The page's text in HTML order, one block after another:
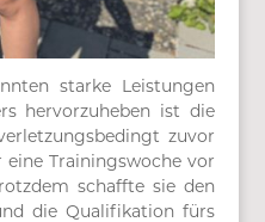
starke Leistungen
hervorzuheben ist die
zuvor
Trainingswoche vor
schaffte sie den
die Qualifikation fürs